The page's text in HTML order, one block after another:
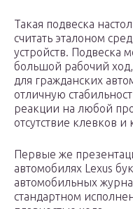
Такая подвеска
считать эталоном
устройств. Подвеска
большой рабочий
для гражданских
отличную
реакции на любой
отсутствие клевков и
Первые же
автомобилях Lexus
автомобильных
стандартном